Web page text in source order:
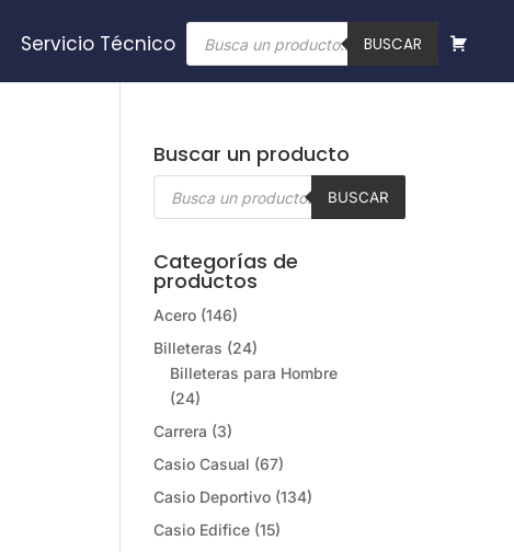
Servicio Técnico
Búsqueda
de
productos
BUSCAR
Buscar un producto
Búsqueda
BUSCAR
Categorías de
productos
Acero (146)
Billeteras (24)
Billeteras para Hombre
(24)
Carrera (3)
Casio Casual (67)
Casio Deportivo (134)
Casio Edifice (15)